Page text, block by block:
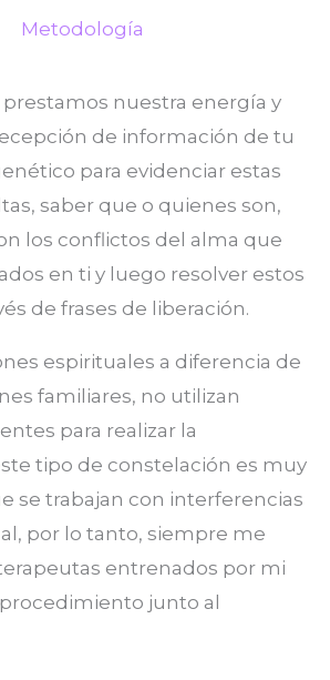
Metodología
nuestra energía y
de información de tu
para evidenciar estas
saber que o quienes son,
los conflictos del alma que
en ti y luego resolver estos
de frases de liberación.
espirituales a diferencia de
familiares, no utilizan
para realizar la
tipo de constelación es muy
se trabajan con interferencias
por lo tanto, siempre me
entrenados por mi
junto al